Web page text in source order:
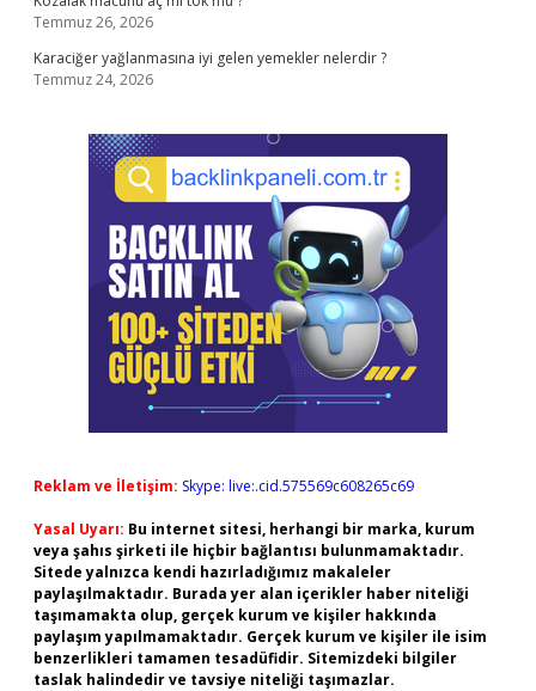
Temmuz 26, 2026
Karaciğer yağlanmasına iyi gelen yemekler nelerdir ?
Temmuz 24, 2026
Reklam ve İletişim: Skype: live:.cid.575569c608265c69
Yasal Uyarı: Bu internet sitesi, herhangi bir marka, kurum
veya şahıs şirketi ile hiçbir bağlantısı bulunmamaktadır.
Sitede yalnızca kendi hazırladığımız makaleler
paylaşılmaktadır. Burada yer alan içerikler haber niteliği
taşımamakta olup, gerçek kurum ve kişiler hakkında
paylaşım yapılmamaktadır. Gerçek kurum ve kişiler ile isim
benzerlikleri tamamen tesadüfidir. Sitemizdeki bilgiler
taslak halindedir ve tavsiye niteliği taşımazlar.